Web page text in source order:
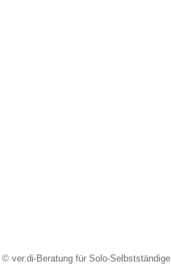
© ver.di-Beratung für Solo-Selbstständige